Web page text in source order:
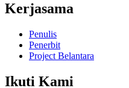
Kerjasama
Penulis
Penerbit
Project Belantara
Ikuti Kami